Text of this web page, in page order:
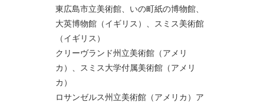
東広島市立美術館、いの町紙の博物館、
大英博物館（イギリス）、スミス美術館
（イギリス）
クリーヴランド州立美術館（アメリ
カ）、スミス大学付属美術館（アメリ
カ）
ロサンゼルス州立美術館（アメリカ）ア